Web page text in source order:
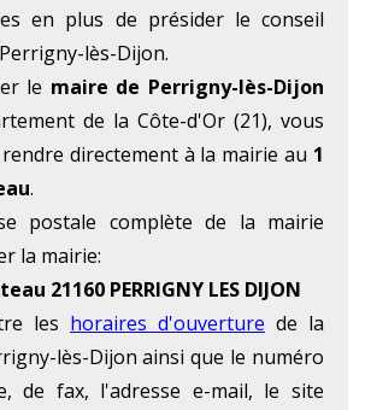
en plus de présider le conseil
lès-Dijon.
le maire de Perrigny-lès-Dijon
de la Côte-d'Or (21), vous
directement à la mairie au 1
.
postale complète de la mairie
la mairie:
21160 PERRIGNY LES DIJON
les horaires d'ouverture de la
lès-Dijon ainsi que le numéro
de fax, l'adresse e-mail, le site